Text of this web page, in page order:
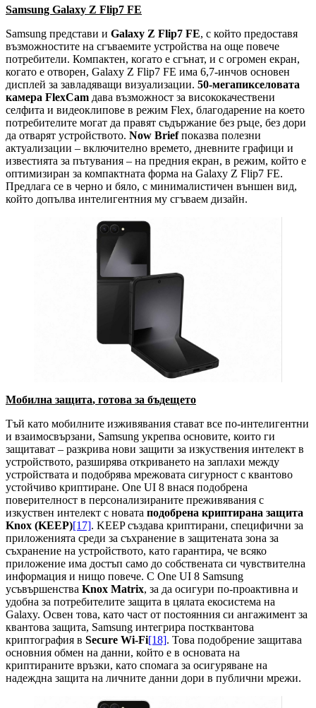
Samsung Galaxy Z Flip7 FE
Samsung представи и Galaxy Z Flip7 FE, с който предоставя
възможностите на сгъваемите устройства на още повече
потребители. Компактен, когато е сгънат, и с огромен екран,
когато е отворен, Galaxy Z Flip7 FE има 6,7-инчов основен
дисплей за завладяващи визуализации. 50-мегапикселовата
камера FlexCam дава възможност за висококачествени
селфита и видеоклипове в режим Flex, благодарение на което
потребителите могат да правят съдържание без ръце, без дори
да отварят устройството. Now Briefпоказва полезни
актуализации – включително времето, дневните графици и
известията за пътувания – на предния екран, в режим, който е
оптимизиран за компактната форма на Galaxy Z Flip7 FE.
Предлага се в черно и бяло, с минималистичен външен вид,
който допълва интелигентния му сгъваем дизайн.
Мобилна защита, готова за бъдещето
Тъй като мобилните изживявания стават все по-интелигентни
и взаимосвързани, Samsung укрепва основите, които ги
защитават – разкрива нови защити за изкуствения интелект в
устройството, разширява откриването на заплахи между
устройствата и подобрява мрежовата сигурност с квантово
устойчиво криптиране. One UI 8 внася подобрена
поверителност в персонализираните преживявания с
изкуствен интелект с новата подобрена криптирана защита
Knox (KEEP)[17]. KEEP създава криптирани, специфични за
приложенията среди за съхранение в защитената зона за
съхранение на устройството, като гарантира, че всяко
приложение има достъп само до собствената си чувствителна
информация и нищо повече. С One UI 8 Samsung
усъвършенства Knox Matrix, за да осигури по-проактивна и
удобна за потребителите защита в цялата екосистема на
Galaxy. Освен това, като част от постоянния си ангажимент за
квантова защита, Samsung интегрира постквантова
криптография в Secure Wi-Fi[18]. Това подобрение защитава
основния обмен на данни, който е в основата на
криптираните връзки, като спомага за осигуряване на
надеждна защита на личните данни дори в публични мрежи.